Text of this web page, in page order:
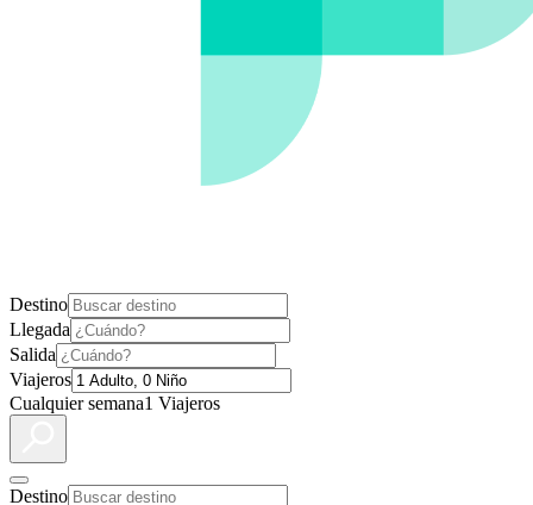
Destino
Llegada
Salida
Viajeros
Cualquier semana1 Viajeros
Destino